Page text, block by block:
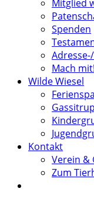
Mitglied
Spenden
Mach mit!
Wilde Wiesel
Kontakt
Verein &
Zum